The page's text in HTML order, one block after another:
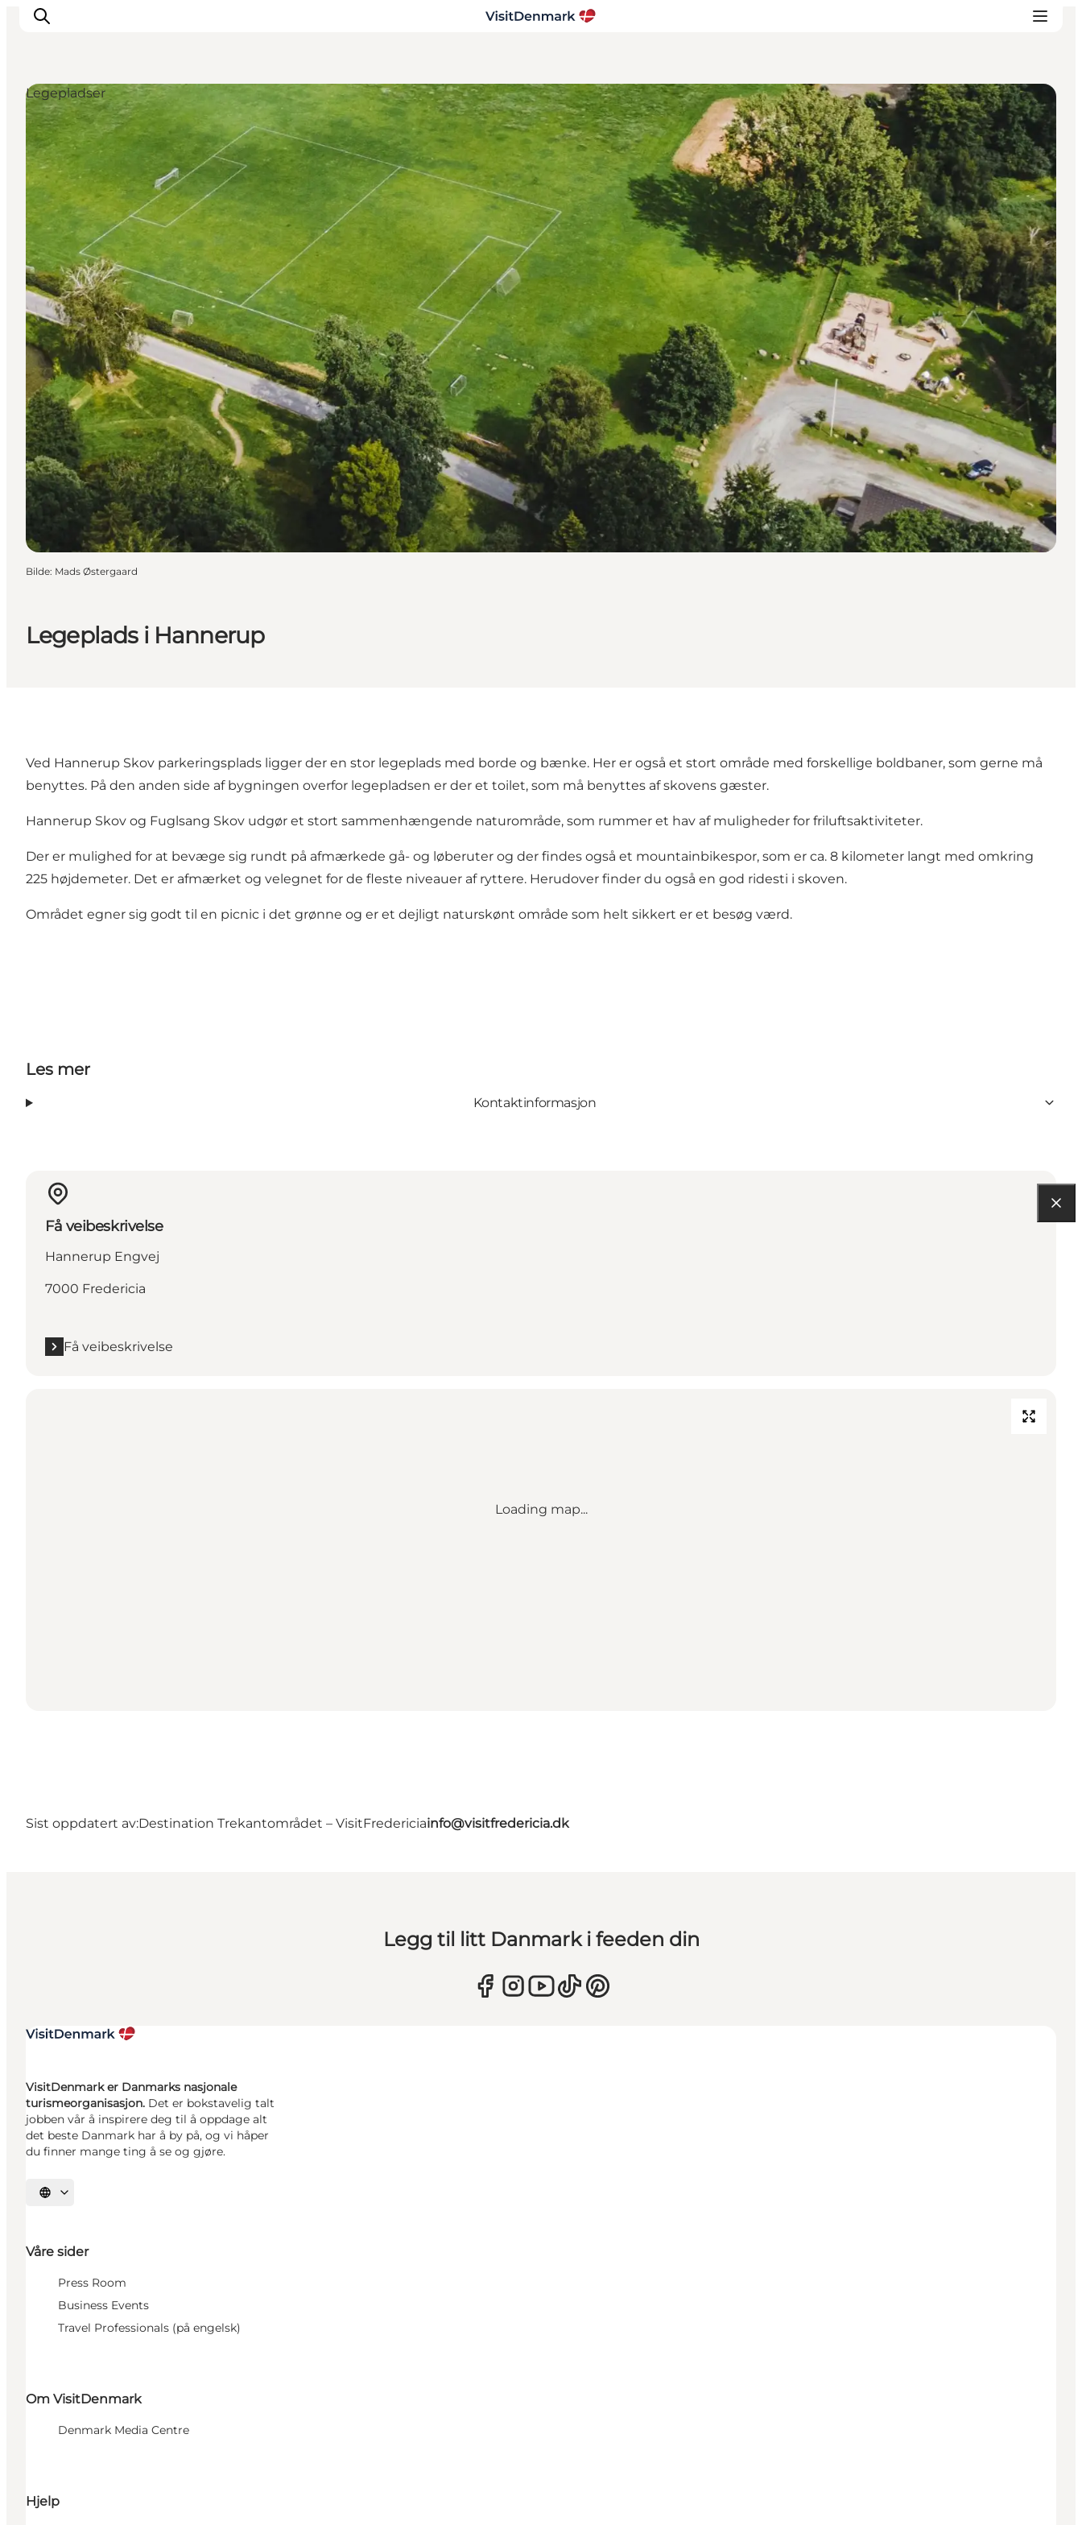
Inspirasjon
Reisemål
Aktiviteter
Overnatting
Planlegg reisen
Legeplads i Hannerup
Legepladser
Bilde: Mads Østergaard
Ved Hannerup Skov parkeringsplads ligger der en stor legeplads med borde og bænke. Her er også et stort område med forskellige boldbaner, som gerne må
benyttes. På den anden side af bygningen overfor legepladsen er der et toilet, som må benyttes af skovens gæster.
Hannerup Skov og Fuglsang Skov udgør et stort sammenhængende naturområde, som rummer et hav af muligheder for friluftsaktiviteter.
Der er mulighed for at bevæge sig rundt på afmærkede gå- og løberuter og der findes også et mountainbikespor, som er ca. 8 kilometer langt med omkring
225 højdemeter. Det er afmærket og velegnet for de fleste niveauer af ryttere. Herudover finder du også en god ridesti i skoven.
Området egner sig godt til en picnic i det grønne og er et dejligt naturskønt område som helt sikkert er et besøg værd.
Les mer
Kontaktinformasjon
Få veibeskrivelse
Hannerup Engvej
7000 Fredericia
Få veibeskrivelse
Loading map...
Sist oppdatert av:Destination Trekantområdet – VisitFredericiainfo@visitfredericia.dk
Legg til litt Danmark i feeden din
VisitDenmark er Danmarks nasjonale
turismeorganisasjon. Det er bokstavelig talt
jobben vår å inspirere deg til å oppdage alt
det beste Danmark har å by på, og vi håper
du finner mange ting å se og gjøre.
Velg språk
Våre sider
Press Room
Business Events
Travel Professionals (på engelsk)
Om VisitDenmark
Denmark Media Centre
Hjelp